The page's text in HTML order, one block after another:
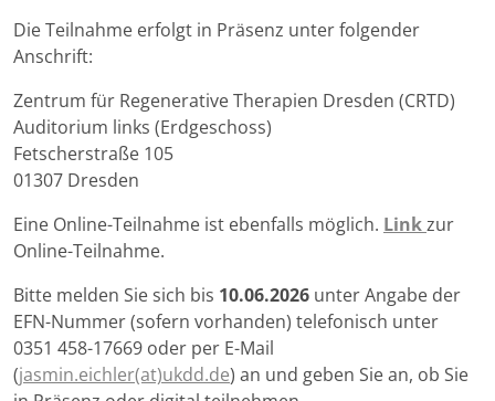
Die Teilnahme erfolgt in Präsenz unter folgender
Anschrift:
Zentrum für Regenerative Therapien Dresden (CRTD)
Auditorium links (Erdgeschoss)
Fetscherstraße 105
01307 Dresden
Eine Online-Teilnahme ist ebenfalls möglich. Linkzur
Online-Teilnahme.
Bitte melden Sie sich bis 10.06.2026 unter Angabe der
EFN-Nummer (sofern vorhanden) telefonisch unter
0351 458-17669 oder per E-Mail
(jasmin.eichler(at)ukdd.de) an und geben Sie an, ob Sie